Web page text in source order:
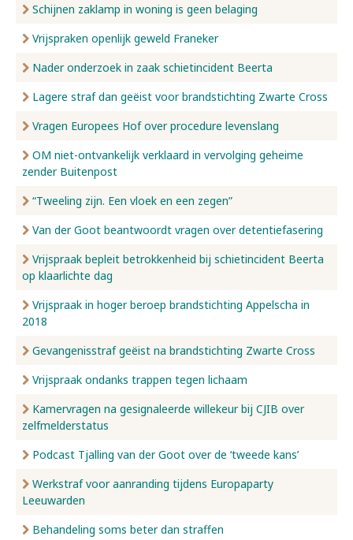
Schijnen zaklamp in woning is geen belaging
Vrijspraken openlijk geweld Franeker
Nader onderzoek in zaak schietincident Beerta
Lagere straf dan geëist voor brandstichting Zwarte Cross
Vragen Europees Hof over procedure levenslang
OM niet-ontvankelijk verklaard in vervolging geheime
zender Buitenpost
“Tweeling zijn. Een vloek en een zegen”
Van der Goot beantwoordt vragen over detentiefasering
Vrijspraak bepleit betrokkenheid bij schietincident Beerta
op klaarlichte dag
Vrijspraak in hoger beroep brandstichting Appelscha in
2018
Gevangenisstraf geëist na brandstichting Zwarte Cross
Vrijspraak ondanks trappen tegen lichaam
Kamervragen na gesignaleerde willekeur bij CJIB over
zelfmelderstatus
Podcast Tjalling van der Goot over de ‘tweede kans’
Werkstraf voor aanranding tijdens Europaparty
Leeuwarden
Behandeling soms beter dan straffen